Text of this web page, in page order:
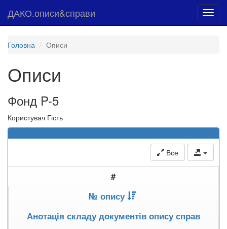
ДАКО.описи&справи
Головна Описи
Описи
Фонд P-5
Користувач Гість
Все
#
№ опису
Анотація складу документів опису справ